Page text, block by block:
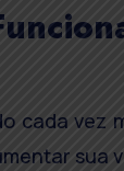
cada vez
sua